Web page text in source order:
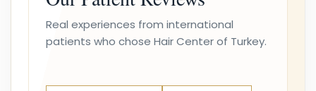
Real experiences from international
patients who chose Hair Center of Turkey.